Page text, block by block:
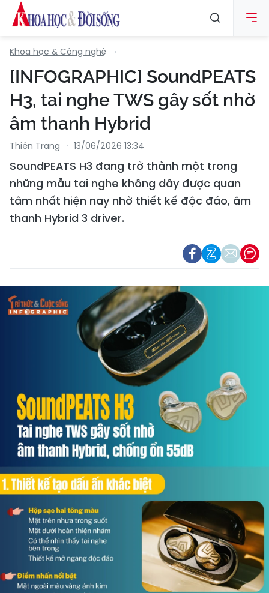
Khoa học & Công nghệ
[INFOGRAPHIC] SoundPEATS
H3, tai nghe TWS gây sốt nhờ
âm thanh Hybrid
Thiên Trang 13/06/2026 13:34
SoundPEATS H3 đang trở thành một trong
những mẫu tai nghe không dây được quan
tâm nhất hiện nay nhờ thiết kế độc đáo, âm
thanh Hybrid 3 driver.